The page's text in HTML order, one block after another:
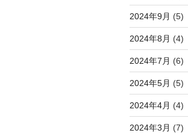
2024年9月 (5)
2024年8月 (4)
2024年7月 (6)
2024年5月 (5)
2024年4月 (4)
2024年3月 (7)